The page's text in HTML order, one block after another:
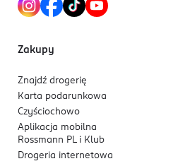
Zakupy
Znajdź drogerię
Karta podarunkowa
Czyściochowo
Aplikacja mobilna
Rossmann PL i Klub
Drogeria internetowa